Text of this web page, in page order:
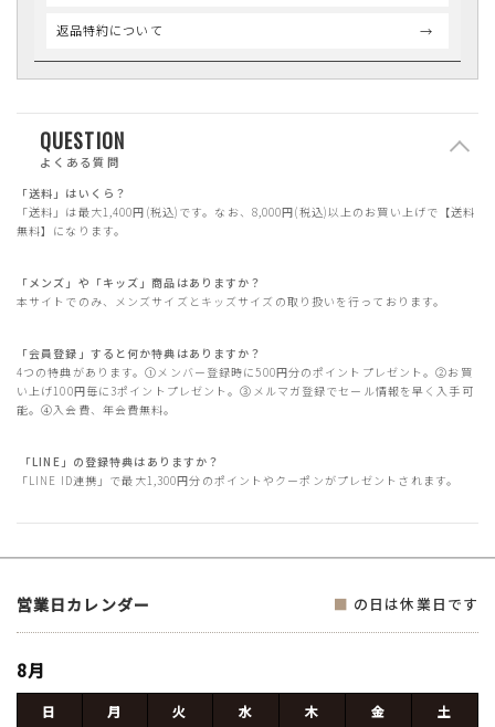
返品特約について
QUESTION
よくある質問
「送料」はいくら？
「送料」は最大1,400円(税込)です。なお、8,000円(税込)以上のお買い上げで【送料
無料】になります。
「メンズ」や「キッズ」商品はありますか？
本サイトでのみ、メンズサイズとキッズサイズの取り扱いを行っております。
「会員登録」すると何か特典はありますか？
4つの特典があります。①メンバー登録時に500円分のポイントプレゼント。②お買
い上げ100円毎に3ポイントプレゼント。③メルマガ登録でセール情報を早く入手可
能。④入会費、年会費無料。
「LINE」の登録特典はありますか？
「LINE ID連携」で最大1,300円分のポイントやクーポンがプレゼントされます。
営業日カレンダー ■ の日は休業日です
8月
日 月 火 水 木 金
土